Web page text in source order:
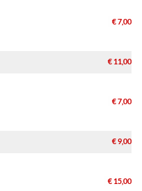
€ 7,00
€ 11,00
€ 7,00
€ 9,00
€ 15,00